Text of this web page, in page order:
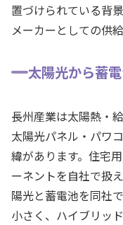
置づけられている背
メーカーとしての供
太陽光から蓄
長州産業は太陽熱・
太陽光パネル・パワ
緯があります。住宅
ーネントを自社で扱
陽光と蓄電池を同社
小さく、ハイブリッ